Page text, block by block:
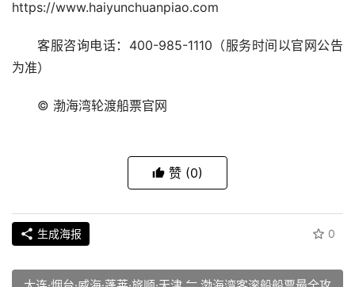
https://www.haiyunchuanpiao.com
客服咨询电话：400-985-1110（服务时间以官网公告
为准）
© 渤海湾轮渡船票官网
赞 (0)
生成海报 0